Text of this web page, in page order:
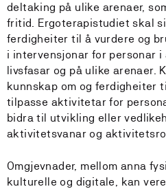
deltaking på ulike arenaer,
fritid. Ergoterapistudiet skal
ferdigheiter til å vurdere og
i intervensjonar for personar i
livsfasar og på ulike arenaer.
kunnskap om og ferdigheiter
tilpasse aktivitetar for
bidra til utvikling eller
aktivitetsvanar og
Omgjevnader, mellom anna
kulturelle og digitale, kan